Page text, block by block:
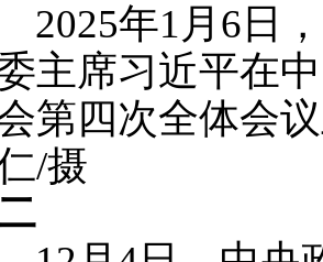
2025年1月6日
主席习近平在
第四次全体会
/摄